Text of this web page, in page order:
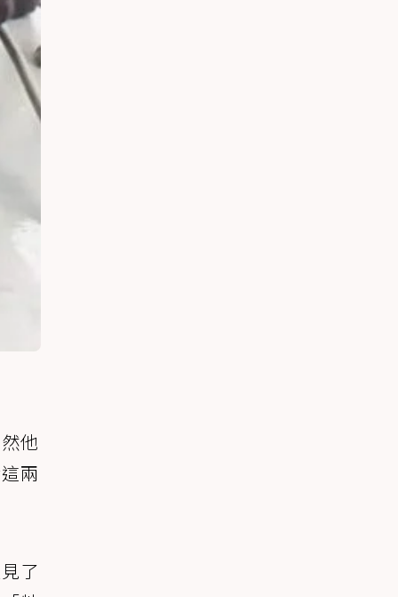
他
兩
了